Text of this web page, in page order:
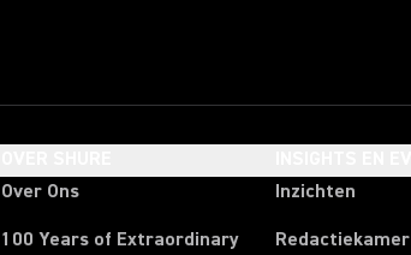
Over Ons
100 Years of Extraordinary
Inzichten
Redactiekamer